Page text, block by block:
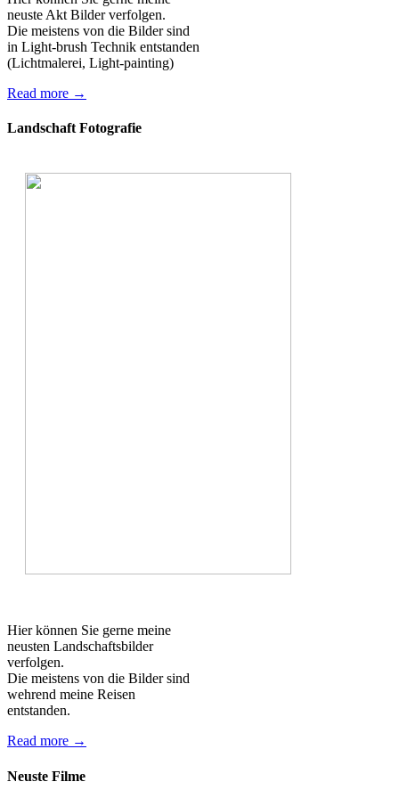
neuste Akt Bilder verfolgen.
Die meistens von die Bilder sind
in Light-brush Technik entstanden
(Lichtmalerei, Light-painting)
Read more →
Landschaft Fotografie
Hier können Sie gerne meine
neusten Landschaftsbilder
verfolgen.
Die meistens von die Bilder sind
wehrend meine Reisen
entstanden.
Read more →
Neuste Filme